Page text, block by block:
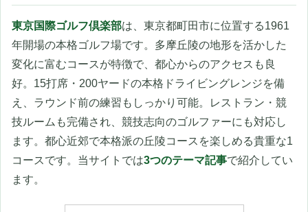
東京国際ゴルフ倶楽部は、東京都町田市に位置する1961
年開場の本格ゴルフ場です。多摩丘陵の地形を活かした
変化に富むコースが特徴で、都心からのアクセスも良
好。15打席・200ヤードの本格ドライビングレンジを備
え、ラウンド前の練習もしっかり可能。レストラン・競
技ルームも完備され、競技志向のゴルファーにも対応し
ます。都心近郊で本格派の丘陵コースを楽しめる貴重な1
コースです。当サイトでは3つのテーマ記事で紹介してい
ます。